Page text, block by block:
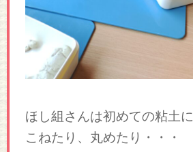
ほし組さんは初めての粘土
こねたり、丸めたり・・・